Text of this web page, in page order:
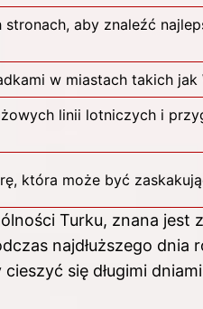
aby znaleźć
w miastach takich jak
linii lotniczych i
która może być
Turku, znana jest
najdłuższego dnia
się długimi